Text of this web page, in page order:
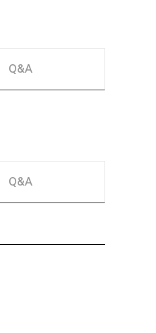
Q&A
Q&A